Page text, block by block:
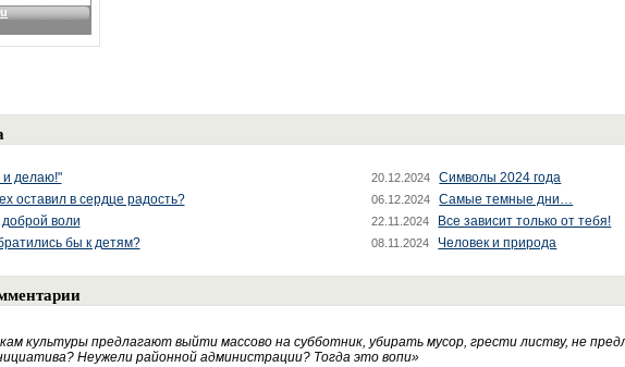
делаю!" 20.12.2024 Символы 2024 года
оставил в сердце радость? 06.12.2024 Самые темные дни…
воли 22.11.2024 Все зависит только от тебя!
бы к детям? 08.11.2024 Человек и природа
культуры предлагают выйти массово на субботник, убирать мусор, грести листву, не
Неужели районной администрации? Тогда это вопи»